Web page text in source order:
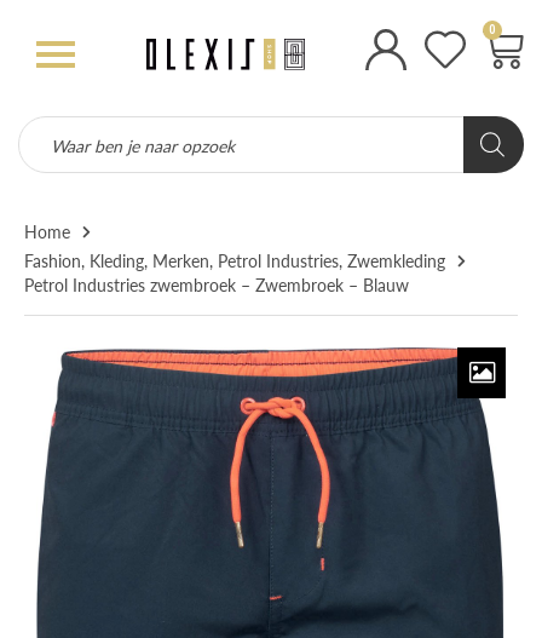
0
Home
Fashion, Kleding, Merken, Petrol Industries, Zwemkleding
Petrol Industries zwembroek – Zwembroek – Blauw